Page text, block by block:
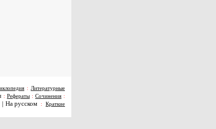
: Литературные
: Рефераты:Сочинения :
| На русском :Краткие